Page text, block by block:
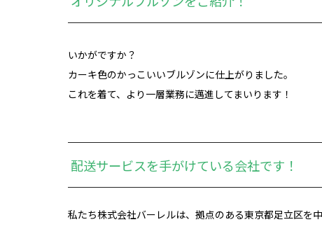
いかがですか？
カーキ色のかっこいいブルゾンに仕上がりました。
これを着て、より一層業務に邁進してまいります！
配送サービスを手がけている会社です！
私たち株式会社バーレルは、拠点のある東京都足立区を